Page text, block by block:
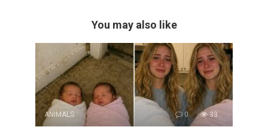
You may also like
ANIMALS 0 33